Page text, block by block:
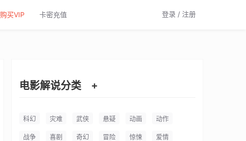
购买VIP 卡密充值 登录 / 注册
电影解说分类 +
科幻 灾难 武侠 悬疑 动画 动作
战争 喜剧 奇幻 冒险 惊悚 爱情